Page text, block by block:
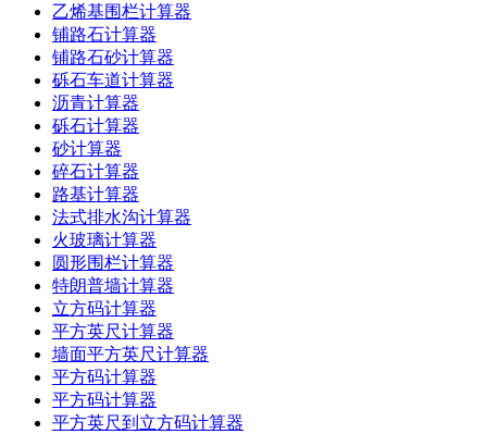
乙烯基围栏计算器
铺路石计算器
铺路石砂计算器
砾石车道计算器
沥青计算器
砾石计算器
砂计算器
碎石计算器
路基计算器
法式排水沟计算器
火玻璃计算器
圆形围栏计算器
特朗普墙计算器
立方码计算器
平方英尺计算器
墙面平方英尺计算器
平方码计算器
平方码计算器
平方英尺到立方码计算器